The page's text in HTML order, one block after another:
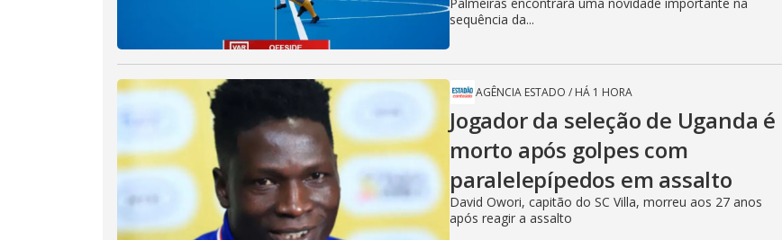
sequência da...
AGÊNCIA ESTADO / HÁ 1 HORA
Jogador da seleção de Uganda é
morto após golpes com
paralelepípedos em assalto
David Owori, capitão do SC Villa, morreu aos 27 anos
após reagir a assalto